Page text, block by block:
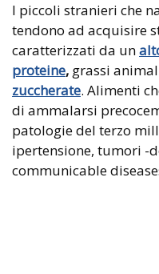
I piccoli stranieri che
tendono ad acquisire
caratterizzati da un
proteine, grassi
zuccherate. Alimenti
di ammalarsi
patologie del terzo
ipertensione, tumori -
communicable